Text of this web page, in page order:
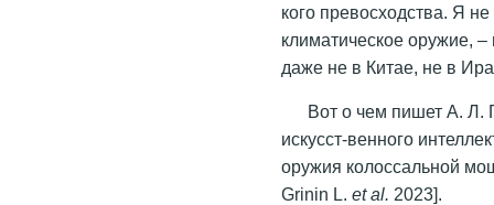
кого превосходства. Я
климатическое оружие,
даже не в Китае, не в
Вот о чем пишет А. Л.
искусст-венного
оружия колоссальной
Grinin L.et al. 2023].